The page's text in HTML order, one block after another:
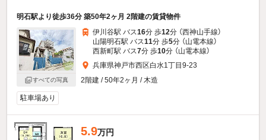
明石駅より徒歩36分 築50年2ヶ月 2階建の賃貸物件
すべての写真
伊川谷駅 バス16分 歩12分 （西神山手線）
山陽明石駅 バス11分 歩5分 （山電本線）
西新町駅 バス7分 歩10分 （山電本線）
兵庫県神戸市西区白水1丁目9-23
2階建 / 50年2ヶ月 / 木造
駐車場あり
5.9万円